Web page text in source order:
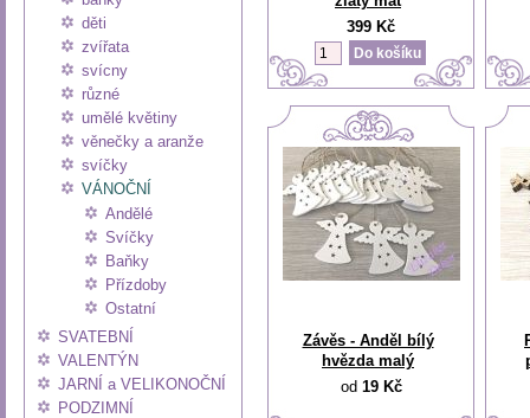
děti
zvířata
svícny
různé
umělé květiny
věnečky a aranže
svíčky
VÁNOČNÍ
Andělé
Svíčky
Baňky
Přízdoby
Ostatní
SVATEBNÍ
VALENTÝN
JARNÍ a VELIKONOČNÍ
PODZIMNÍ
399 Kč
Závěs - Anděl bílý
hvězda malý
od 19 Kč